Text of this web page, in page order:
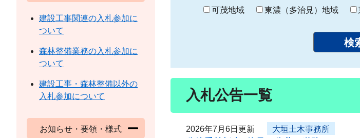
り
り
可茂地域
東濃（多治見）地域
入札公告一覧
2026年7月6日更新 大垣土木事務所
建設工事関連の入札参加に
ついて
森林整備業務の入札参加に
ついて
建設工事・森林整備以外の
入札参加について
お知らせ・要領・様式